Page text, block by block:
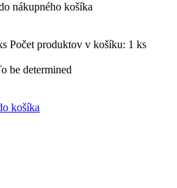
nákupného košíka
Počet produktov v košíku: 1 ks
be determined
košíka